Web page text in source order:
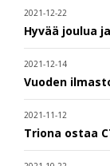
2021-12-22
Hyvää joulua
2021-12-14
Vuoden
2021-11-12
Triona ostaa